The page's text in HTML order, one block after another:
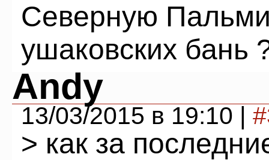
Северную
ушаковских бань
Andy
13/03/2015 в 19:10 |
> как за